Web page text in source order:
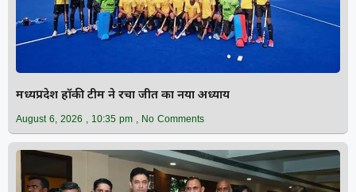
मध्यप्रदेश हॉकी टीम ने रचा जीत का नया अध्याय
August 6, 2026 10:35 pm No Comments